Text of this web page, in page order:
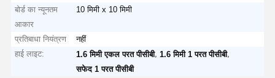
बोर्ड का न्यूनतम
आकार
10 मिमी x 10 मिमी
प्रतिबाधा नियंत्रण
नहीं
हाई लाइट:
1.6 मिमी एकल परत पीसीबी,1.6 मिमी 1 परत पीसीबी,
सफेद 1 परत पीसीबी